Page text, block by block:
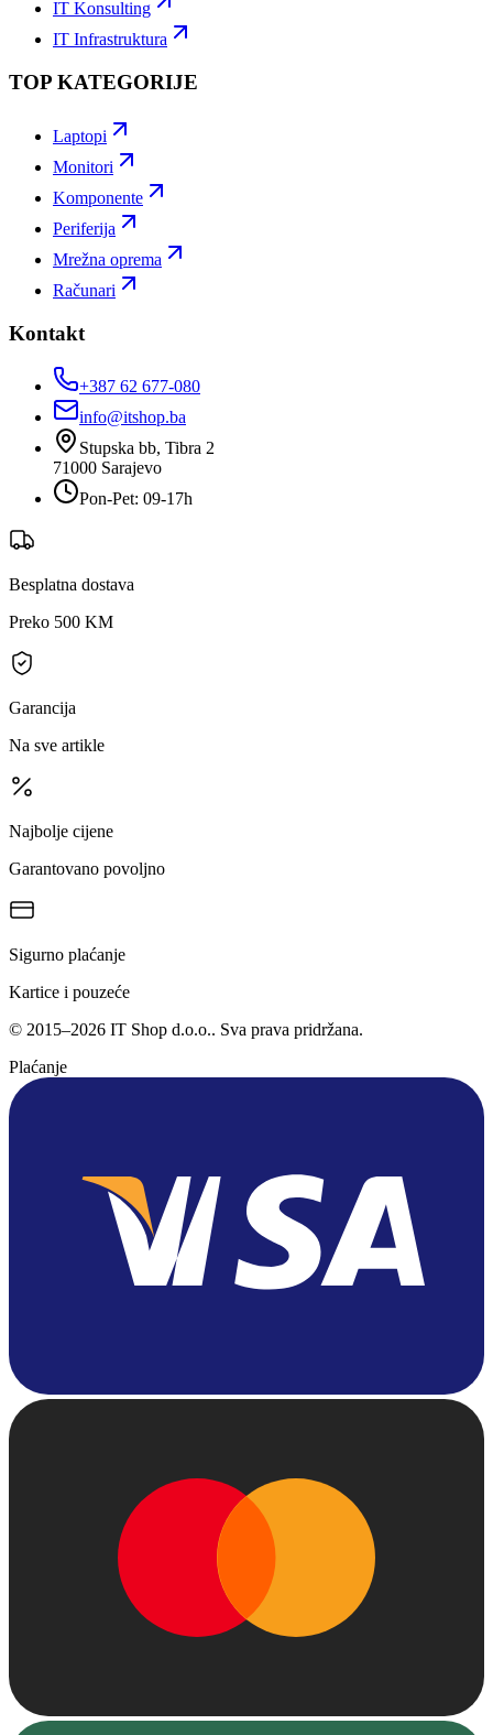
IT Konsulting
IT Infrastruktura
TOP KATEGORIJE
Laptopi
Monitori
Komponente
Periferija
Mrežna oprema
Računari
Kontakt
+387 62 677-080
info@itshop.ba
Stupska bb, Tibra 2
71000 Sarajevo
Pon-Pet: 09-17h
Besplatna dostava
Preko 500 KM
Garancija
Na sve artikle
Najbolje cijene
Garantovano povoljno
Sigurno plaćanje
Kartice i pouzeće
© 2015–2026 IT Shop d.o.o.. Sva prava pridržana.
Plaćanje